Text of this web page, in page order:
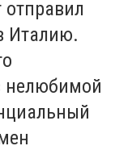
отправил
Италию.
нелюбимой